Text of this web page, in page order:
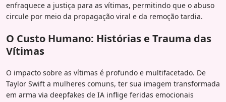
enfraquece a justiça para as vítimas, permitindo que o abuso
circule por meio da propagação viral e da remoção tardia.
O Custo Humano: Histórias e Trauma das
Vítimas
O impacto sobre as vítimas é profundo e multifacetado. De
Taylor Swift a mulheres comuns, ter sua imagem transformada
em arma via deepfakes de IA inflige feridas emocionais